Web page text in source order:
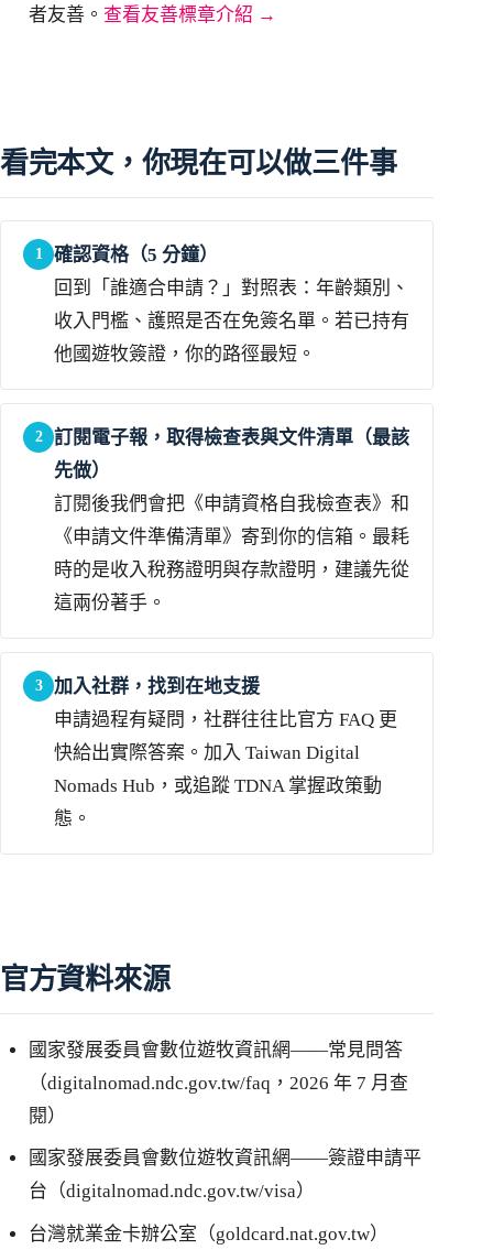
者友善。 查看友善標章介紹 →
看完本文，你現在可以做三件事
1
確認資格（5 分鐘）
回到「誰適合申請？」對照表：年齡類別、
收入門檻、護照是否在免簽名單。若已持有
他國遊牧簽證，你的路徑最短。
2
訂閱電子報，取得檢查表與文件清單（最該
先做）
訂閱後我們會把《申請資格自我檢查表》和
《申請文件準備清單》寄到你的信箱。最耗
時的是收入稅務證明與存款證明，建議先從
這兩份著手。
3
加入社群，找到在地支援
申請過程有疑問，社群往往比官方 FAQ 更
快給出實際答案。加入 Taiwan Digital
Nomads Hub，或追蹤 TDNA 掌握政策動
態。
官方資料來源
國家發展委員會數位遊牧資訊網——常見問答
（digitalnomad.ndc.gov.tw/faq，2026 年 7 月查
閱）
國家發展委員會數位遊牧資訊網——簽證申請平
台（digitalnomad.ndc.gov.tw/visa）
台灣就業金卡辦公室（goldcard.nat.gov.tw）